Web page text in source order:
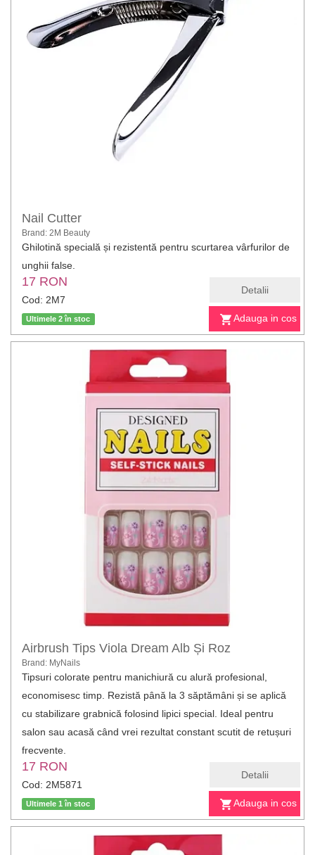
Adauga in cos
Detalii
Nail Cutter
Brand: 2M Beauty
Ghilotină specială și rezistentă pentru scurtarea vârfurilor de
unghii false.
17 RON
Cod: 2M7
Ultimele 2 în stoc
Adauga in cos
Detalii
Airbrush Tips Viola Dream Alb Și Roz
Brand: MyNails
Tipsuri colorate pentru manichiură cu alură profesional,
economisesc timp. Rezistă până la 3 săptămâni și se aplică
cu stabilizare grabnică folosind lipici special. Ideal pentru
salon sau acasă când vrei rezultat constant scutit de retușuri
frecvente.
17 RON
Cod: 2M5871
Ultimele 1 în stoc